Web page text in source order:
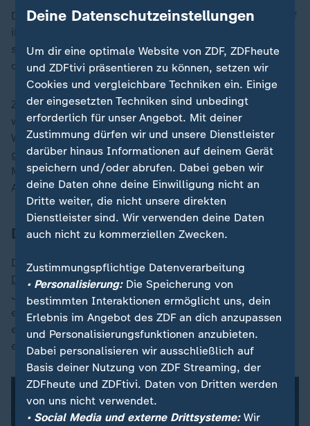
Doch Julia wäre nicht Julia gewesen, hätte sie sich auf
ihren Lorbeeren ausgeruht. Mit immer neuen Ideen hat
sie ihre Fans an sich gebunden - ob Schülerkalender
oder eigenes Parfum, Charity-Arbeit oder Popsong.
Zur gleichen Zeit wie sie bei Frühling durchstartete,
wurde ihr Name "Julia Beautx" zur eingetragenen
Wortmarke. Die Branche wurde auf die frisch
gebackene Abiturientin aufmerksam. Sie gewann
Medienpreise: zweimal den Nickelodeon Kids Choice
Award, später sogar eine Romy.
Durchbruch im ZDF
Dem breiten Publikum bekannt wurde sie in der
Dramaserie "Gestern waren wir noch Kinder"
Julia spielte Vivian Klettmann, die älteste Tochter
eines Anwalts (Torben Liebrecht), der seine Frau
ersticht, in dieser fiktiven Familiengeschichte, die sehr
erfolgreich noch immer in der Mediathek abrufbar ist.
Deine Datenschutzeinstellungen
Um dir eine optimale Website von ZDF, ZDFheute
und ZDFtivi präsentieren zu können, setzen wir
Cookies und vergleichbare Techniken ein. Einige
der eingesetzten Techniken sind unbedingt
erforderlich für unser Angebot. Mit deiner
Zustimmung dürfen wir und unsere Dienstleister
darüber hinaus Informationen auf deinem Gerät
speichern und/oder abrufen. Dabei geben wir
deine Daten ohne deine Einwilligung nicht an
Dritte weiter, die nicht unsere direkten
Dienstleister sind. Wir verwenden deine Daten
auch nicht zu kommerziellen Zwecken.
Zustimmungspflichtige Datenverarbeitung
• Personalisierung:Die Speicherung von
bestimmten Interaktionen ermöglicht uns, dein
Erlebnis im Angebot des ZDF an dich anzupassen
und Personalisierungsfunktionen anzubieten.
Dabei personalisieren wir ausschließlich auf
Basis deiner Nutzung von ZDF Streaming, der
ZDFheute und ZDFtivi. Daten von Dritten werden
von uns nicht verwendet.
• Social Media und externe Drittsysteme:Wir